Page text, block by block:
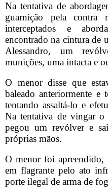
Na tentativa de
guarnição pela
interceptados e
encontrado na cintura de
Alessandro, um
munições, uma intacta e
O menor disse que
baleado anteriormente e
tentando assaltá-lo e
Na tentativa de vingar o
pegou um revólver e
próprias mãos.
O menor foi
em flagrante pelo ato
porte ilegal de arma de